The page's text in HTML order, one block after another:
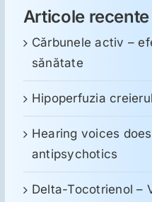
Articole recente
Cărbunele activ –
sănătate
Hipoperfuzia
Hearing voices
antipsychotics
Delta-Tocotrienol –